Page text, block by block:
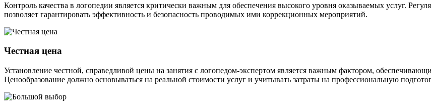
Контроль качества в логопедии является критически важным для обеспечения высокого уровня оказываемых услуг.
позволяет гарантировать эффективность и безопасность проводимых ими коррекционных мероприятий.
Честная цена
Установление честной, справедливой цены на занятия с логопедом-экспертом является важным фактором,
Ценообразование должно основываться на реальной стоимости услуг и учитывать затраты на профессиональную